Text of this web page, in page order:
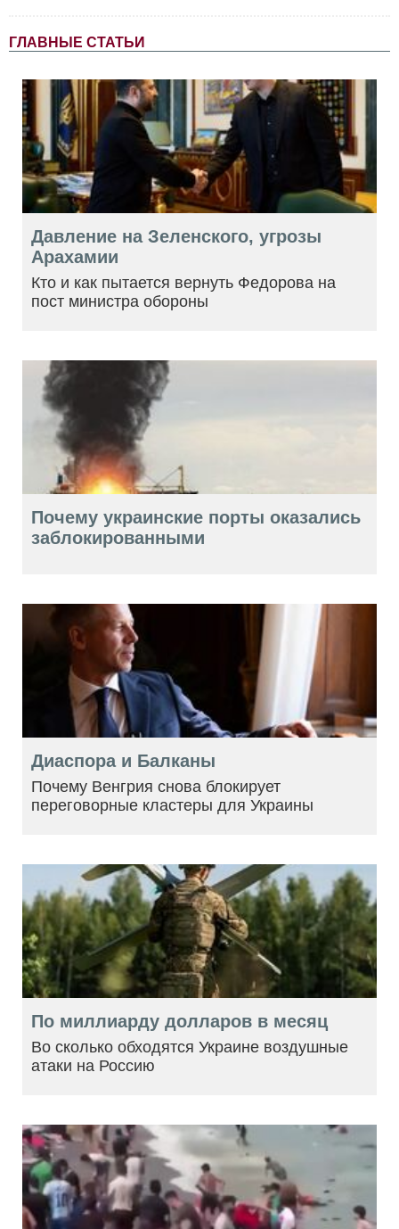
ГЛАВНЫЕ СТАТЬИ
Давление на Зеленского, угрозы
Арахамии
Кто и как пытается вернуть Федорова на
пост министра обороны
Почему украинские порты оказались
заблокированными
Диаспора и Балканы
Почему Венгрия снова блокирует
переговорные кластеры для Украины
По миллиарду долларов в месяц
Во сколько обходятся Украине воздушные
атаки на Россию